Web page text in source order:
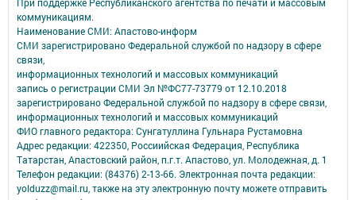
коммуникациям.
Наименование СМИ: Апастово-информ
СМИ зарегистрировано Федеральной службой по надзору в сфере
связи,
информационных технологий и массовых коммуникаций
запись о регистрации СМИ Эл №ФС77-73779 от 12.10.2018
зарегистрировано Федеральной службой по надзору в сфере связи,
информационных технологий и массовых коммуникаций
ФИО главного редактора: Сунгатуллина Гульнара Рустамовна
Адрес редакции: 422350, Россиийская Федерация, Республика
Татарстан, Апастовский район, п.г.т. Апастово, ул. Молодежная, д. 1
Телефон редакции: (84376) 2-13-66. Электронная почта редакции:
yolduzz@mail.ru, также на эту электронную почту можете отправить